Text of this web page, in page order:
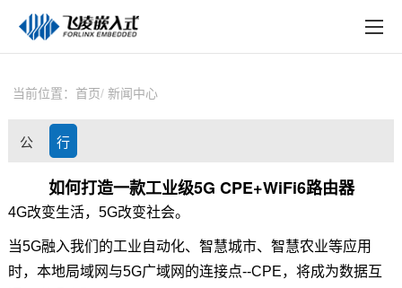
技术与支持
在线文档
方案定制
关于飞凌
在线购买
当前位置： 首页 新闻中心
公
动
态
行
业
资
讯
如何打造一款工业级5G CPE+WiFi6路由器
4G改变生活，5G改变社会。
当5G融入我们的工业自动化、 智慧城市、智慧农业等应用
时，本地局域网与5G广域网的连接点--CPE，将成为数据互